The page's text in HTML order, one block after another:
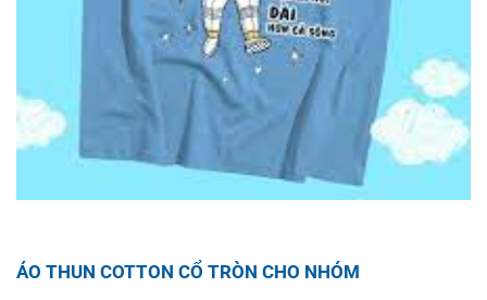
ÁO THUN COTTON CỔ TRÒN CHO NHÓM